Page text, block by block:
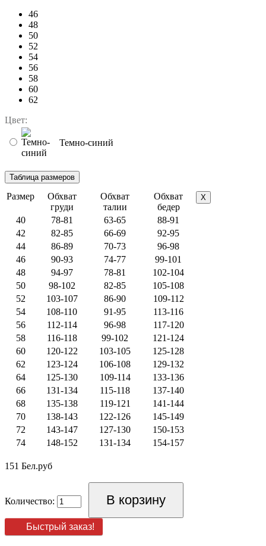
46
48
50
52
54
56
58
60
62
Цвет:
Темно-синий
Размер
Обхват
груди
Обхват
талии
Обхват
бедер
X
40 78-81 63-65
88-91
42
82-85 66-69
92-95
44
86-89 70-73
96-98
46
90-93 74-77
99-101
48
94-97 78-81
102-104
50
98-102 82-85
105-108
52
103-107 86-90
109-112
54
108-110 91-95
113-116
56
112-114 96-98
117-120
58
116-118 99-102
121-124
60
120-122 103-105
125-128
62
123-124 106-108
129-132
64
125-130 109-114
133-136
66
131-134 115-118
137-140
68
135-138 119-121
141-144
70
138-143 122-126
145-149
72
143-147 127-130
150-153
74
148-152 131-134 154-157
151 Бел.руб
Количество:
Быстрый заказ!